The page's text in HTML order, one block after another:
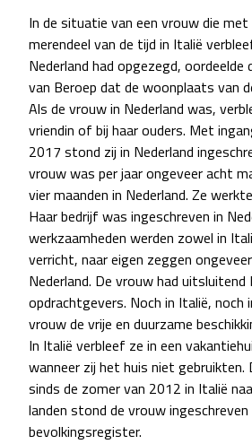
In de situatie van een vrouw die
merendeel van de tijd in Italië
Nederland had opgezegd, oordeelde
van Beroep dat de woonplaats van
Als de vrouw in Nederland was,
vriendin of bij haar ouders. Met
2017 stond zij in Nederland
vrouw was per jaar ongeveer acht
vier maanden in Nederland. Ze
Haar bedrijf was ingeschreven in
werkzaamheden werden zowel in
verricht, naar eigen zeggen
Nederland. De vrouw had uitsluitend
opdrachtgevers. Noch in Italië, noch
vrouw de vrije en duurzame
In Italië verbleef ze in een
wanneer zij het huis niet gebruikten.
sinds de zomer van 2012 in Italië
landen stond de vrouw
bevolkingsregister.